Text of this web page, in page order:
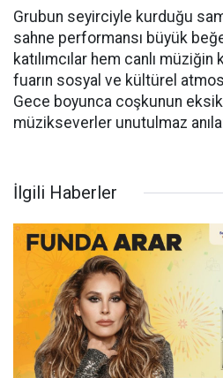
Grubun seyirciyle kurduğu
sahne performansı büyük
katılımcılar hem canlı müziğin
fuarın sosyal ve kültürel
Gece boyunca coşkunun
müzikseverler unutulmaz
İlgili Haberler